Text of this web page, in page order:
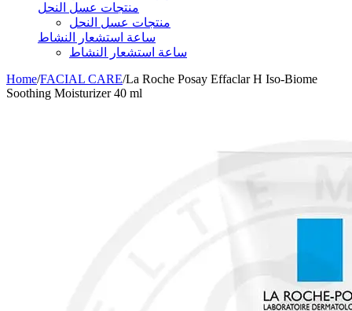
منتجات عسل النحل
منتجات عسل النحل
ساعة استشعار النشاط
ساعة استشعار النشاط
Home/FACIAL CARE/La Roche Posay Effaclar H Iso-Biome
Soothing Moisturizer 40 ml